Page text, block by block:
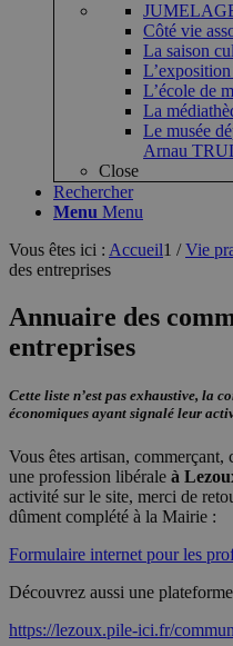
Côté vie
La saison
L’école de
La
Le musée
Arnau
Close
Rechercher
Menu Menu
Vous êtes ici : Accueil1 / Vie
des entreprises
Annuaire des
entreprises
Cette liste n’est pas exhaustive, la
économiques ayant signalé leur
Vous êtes artisan, commerçant,
une profession libérale à
activité sur le site, merci de
dûment complété à la Mairie :
Formulaire internet pour les
Découvrez aussi une
https://lezoux.pile-ici.fr/